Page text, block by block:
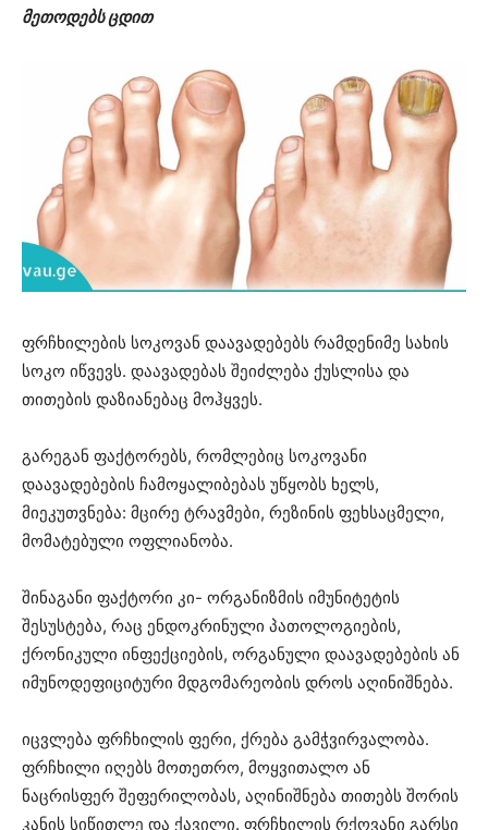
მეთოდებს ცდით
ფრჩხილების სოკოვან დაავადებებს რამდენიმე სახის
სოკო იწვევს. დაავადებას შეიძლება ქუსლისა და
თითების დაზიანებაც მოჰყვეს.
გარეგან ფაქტორებს, რომლებიც სოკოვანი
დაავადებების ჩამოყალიბებას უწყობს ხელს,
მიეკუთვნება: მცირე ტრავმები, რეზინის ფეხსაცმელი,
მომატებული ოფლიანობა.
შინაგანი ფაქტორი კი- ორგანიზმის იმუნიტეტის
შესუსტება, რაც ენდოკრინული პათოლოგიების,
ქრონიკული ინფექციების, ორგანული დაავადებების ან
იმუნოდეფიციტური მდგომარეობის დროს აღინიშნება.
იცვლება ფრჩხილის ფერი, ქრება გამჭვირვალობა.
ფრჩხილი იღებს მოთეთრო, მოყვითალო ან
ნაცრისფერ შეფერილობას, აღინიშნება თითებს შორის
კანის სიწითლე და ქავილი. ფრჩხილის რქოვანი გარსი